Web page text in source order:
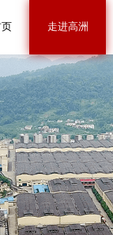
走进高洲